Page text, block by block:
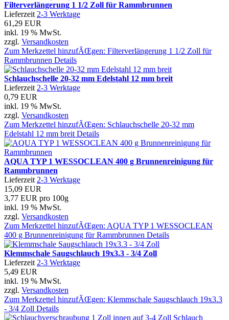
Filterverlängerung 1 1/2 Zoll für Rammbrunnen
Lieferzeit2-3 Werktage
61,29 EUR
inkl. 19 % MwSt.
zzgl. Versandkosten
Zum Merkzettel hinzufÃŒgen: Filterverlängerung 1 1/2 Zoll für
Rammbrunnen Details
Schlauchschelle 20-32 mm Edelstahl 12 mm breit
Lieferzeit2-3 Werktage
0,79 EUR
inkl. 19 % MwSt.
zzgl. Versandkosten
Zum Merkzettel hinzufÃŒgen: Schlauchschelle 20-32 mm
Edelstahl 12 mm breit Details
AQUA TYP 1 WESSOCLEAN 400 g Brunnenreinigung für
Rammbrunnen
Lieferzeit2-3 Werktage
15,09 EUR
3,77 EUR pro 100g
inkl. 19 % MwSt.
zzgl. Versandkosten
Zum Merkzettel hinzufÃŒgen: AQUA TYP 1 WESSOCLEAN
400 g Brunnenreinigung für Rammbrunnen Details
Klemmschale Saugschlauch 19x3.3 - 3/4 Zoll
Lieferzeit2-3 Werktage
5,49 EUR
inkl. 19 % MwSt.
zzgl. Versandkosten
Zum Merkzettel hinzufÃŒgen: Klemmschale Saugschlauch 19x3.3
- 3/4 Zoll Details